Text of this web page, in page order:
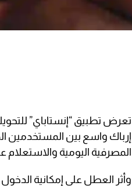
تعرض تطبيق “إنستاباي”
إرباك واسع بين المستخدمين
المصرفية اليومية
وأثر العطل على إمكانية